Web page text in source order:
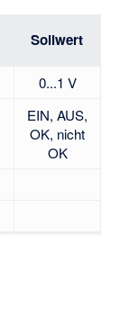
Sollwert
0...1 V
EIN, AUS,
OK, nicht
OK